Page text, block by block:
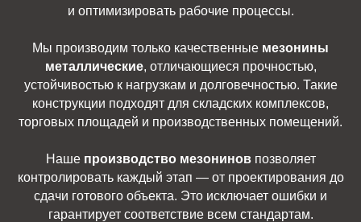
и оптимизировать рабочие процессы.
Мы производим только качественные мезонины
металлические, отличающиеся прочностью,
устойчивостью к нагрузкам и долговечностью. Такие
конструкции подходят для складских комплексов,
торговых площадей и производственных помещений.
Наше производство мезониновпозволяет
контролировать каждый этап — от проектирования до
сдачи готового объекта. Это исключает ошибки и
гарантирует соответствие всем стандартам.